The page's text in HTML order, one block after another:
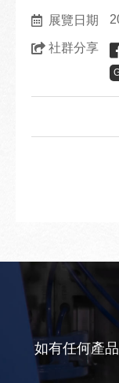
展覽日期
社群分享
如有任何產